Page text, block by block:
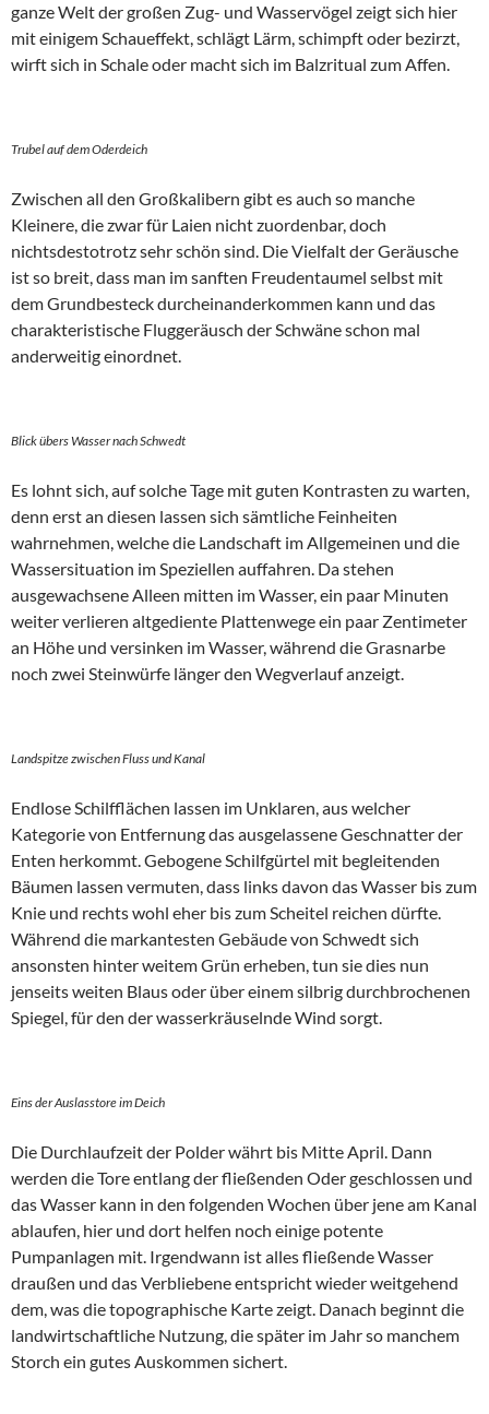
ganze Welt der großen Zug- und Wasservögel zeigt sich hier
mit einigem Schaueffekt, schlägt Lärm, schimpft oder bezirzt,
wirft sich in Schale oder macht sich im Balzritual zum Affen.
Trubel auf dem Oderdeich
Zwischen all den Großkalibern gibt es auch so manche
Kleinere, die zwar für Laien nicht zuordenbar, doch
nichtsdestotrotz sehr schön sind. Die Vielfalt der Geräusche
ist so breit, dass man im sanften Freudentaumel selbst mit
dem Grundbesteck durcheinanderkommen kann und das
charakteristische Fluggeräusch der Schwäne schon mal
anderweitig einordnet.
Blick übers Wasser nach Schwedt
Es lohnt sich, auf solche Tage mit guten Kontrasten zu warten,
denn erst an diesen lassen sich sämtliche Feinheiten
wahrnehmen, welche die Landschaft im Allgemeinen und die
Wassersituation im Speziellen auffahren. Da stehen
ausgewachsene Alleen mitten im Wasser, ein paar Minuten
weiter verlieren altgediente Plattenwege ein paar Zentimeter
an Höhe und versinken im Wasser, während die Grasnarbe
noch zwei Steinwürfe länger den Wegverlauf anzeigt.
Landspitze zwischen Fluss und Kanal
Endlose Schilfflächen lassen im Unklaren, aus welcher
Kategorie von Entfernung das ausgelassene Geschnatter der
Enten herkommt. Gebogene Schilfgürtel mit begleitenden
Bäumen lassen vermuten, dass links davon das Wasser bis zum
Knie und rechts wohl eher bis zum Scheitel reichen dürfte.
Während die markantesten Gebäude von Schwedt sich
ansonsten hinter weitem Grün erheben, tun sie dies nun
jenseits weiten Blaus oder über einem silbrig durchbrochenen
Spiegel, für den der wasserkräuselnde Wind sorgt.
Eins der Auslasstore im Deich
Die Durchlaufzeit der Polder währt bis Mitte April. Dann
werden die Tore entlang der fließenden Oder geschlossen und
das Wasser kann in den folgenden Wochen über jene am Kanal
ablaufen, hier und dort helfen noch einige potente
Pumpanlagen mit. Irgendwann ist alles fließende Wasser
draußen und das Verbliebene entspricht wieder weitgehend
dem, was die topographische Karte zeigt. Danach beginnt die
landwirtschaftliche Nutzung, die später im Jahr so manchem
Storch ein gutes Auskommen sichert.